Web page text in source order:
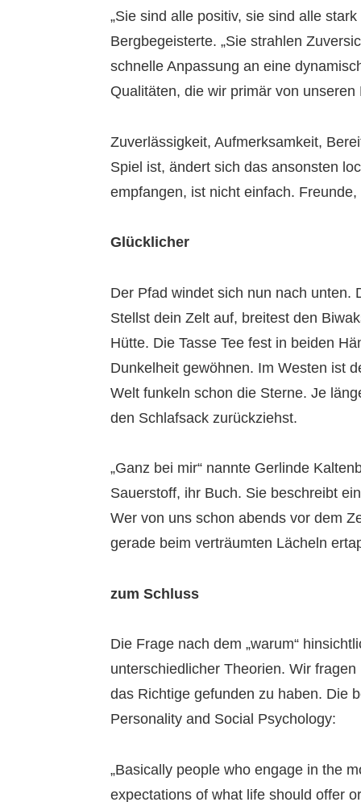
„Sie sind alle positiv, sie sind alle
Bergbegeisterte. „Sie strahlen
schnelle Anpassung an eine
Qualitäten, die wir primär von
Zuverlässigkeit, Aufmerksamkeit,
Spiel ist, ändert sich das ansonsten
empfangen, ist nicht einfach.
Glücklicher
Der Pfad windet sich nun nach unten.
Stellst dein Zelt auf, breitest den
Hütte. Die Tasse Tee fest in beiden
Dunkelheit gewöhnen. Im Westen ist
Welt funkeln schon die Sterne. Je
den Schlafsack zurückziehst.
„Ganz bei mir“ nannte Gerlinde
Sauerstoff, ihr Buch. Sie beschreibt
Wer von uns schon abends vor dem
gerade beim verträumten Lächeln
zum Schluss
Die Frage nach dem „warum“
unterschiedlicher Theorien. Wir
das Richtige gefunden zu haben. Die
Personality and Social Psychology:
„Basically people who engage in the
expectations of what life should offer